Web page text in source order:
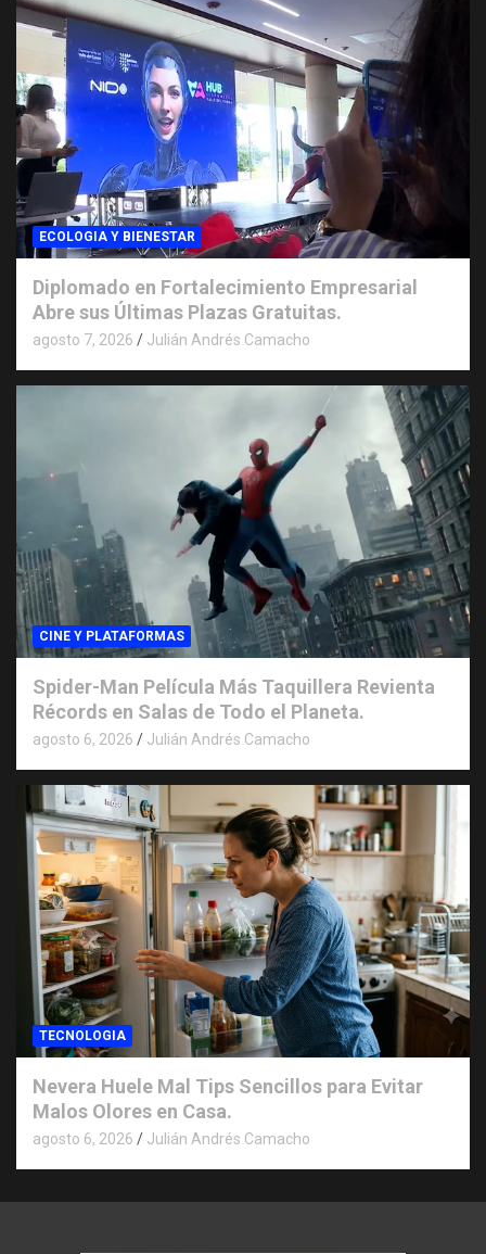
ECOLOGIA Y BIENESTAR
Diplomado en Fortalecimiento Empresarial
Abre sus Últimas Plazas Gratuitas.
agosto 7, 2026 Julián Andrés Camacho
CINE Y PLATAFORMAS
Spider-Man Película Más Taquillera Revienta
Récords en Salas de Todo el Planeta.
agosto 6, 2026 Julián Andrés Camacho
TECNOLOGIA
Nevera Huele Mal Tips Sencillos para Evitar
Malos Olores en Casa.
agosto 6, 2026 Julián Andrés Camacho